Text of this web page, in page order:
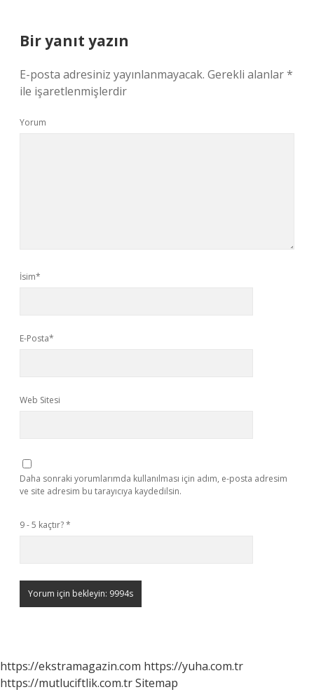
Bir yanıt yazın
E-posta adresiniz yayınlanmayacak. Gerekli alanlar*
ile işaretlenmişlerdir
Yorum
İsim*
E-Posta*
Web Sitesi
Daha sonraki yorumlarımda kullanılması için adım, e-posta adresim
ve site adresim bu tarayıcıya kaydedilsin.
9 - 5 kaçtır?*
https://ekstramagazin.com https://yuha.com.tr
https://mutluciftlik.com.trSitemap